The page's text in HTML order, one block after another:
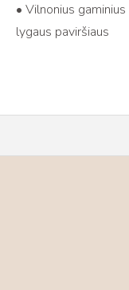
• Vilnonius
lygaus paviršiaus